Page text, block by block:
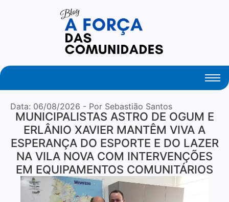
Your Daily Source of Fresh Articles
Data: 06/08/2026 - Por Sebastião Santos
MUNICIPALISTAS ASTRO DE OGUM E
ERLÂNIO XAVIER MANTÊM VIVA A
ESPERANÇA DO ESPORTE E DO LAZER
NA VILA NOVA COM INTERVENÇÕES
EM EQUIPAMENTOS COMUNITÁRIOS